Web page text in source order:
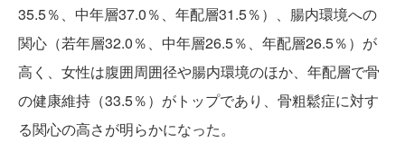
35.5％、中年層37.0％、年配層31.5％）、腸内環境への
関心（若年層32.0％、中年層26.5％、年配層26.5％）が
高く、女性は腹囲周囲径や腸内環境のほか、年配層で骨
の健康維持（33.5％）がトップであり、骨粗鬆症に対す
る関心の高さが明らかになった。